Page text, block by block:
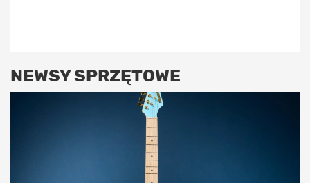
NEWSY SPRZĘTOWE